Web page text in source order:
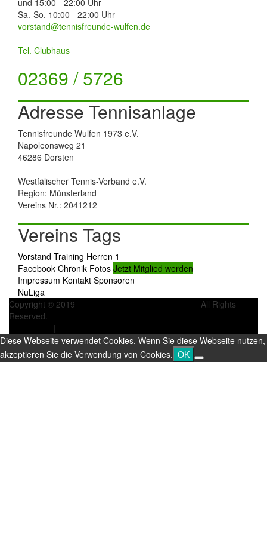
und 15:00 - 22:00 Uhr
Sa.-So. 10:00 - 22:00 Uhr
vorstand@tennisfreunde-wulfen.de
Tel. Clubhaus
02369 / 5726
Adresse Tennisanlage
Tennisfreunde Wulfen 1973 e.V.
Napoleonsweg 21
46286 Dorsten
Westfälischer Tennis-Verband e.V.
Region: Münsterland
Vereins Nr.: 2041212
Vereins Tags
Vorstand Training Herren 1
Facebook Chronik Fotos Jetzt Mitglied werden
Impressum Kontakt Sponsoren
NuLiga
Copyright © 2019
All Rights
Reserved.
|
Diese Webseite verwendet Cookies. Wenn Sie diese Webseite nutzen,
akzeptieren Sie die Verwendung von Cookies. OK